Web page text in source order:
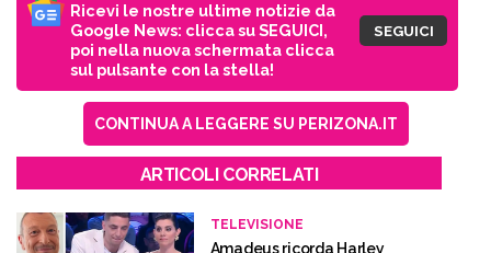
Ricevi le nostre ultime notizie da
Google News: clicca su SEGUICI,
poi nella nuova schermata clicca
sul pulsante con la stella!
SEGUICI
CONTINUA A LEGGERE SU PERIZONA.IT
ARTICOLI CORRELATI
TELEVISIONE
Amadeus ricorda Harley